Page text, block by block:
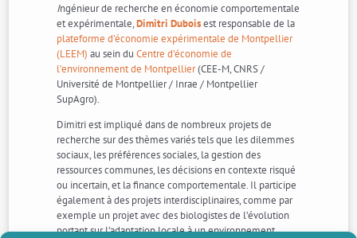
Ingénieur de recherche en économie comportementale
et expérimentale,Dimitri Duboisest responsable de la
plateforme d’économie expérimentale de Montpellier
(LEEM) au sein du Centre d’économie de
l’environnement de Montpellier(CEE-M, CNRS /
Université de Montpellier / Inrae / Montpellier
SupAgro).
Dimitri est impliqué dans de nombreux projets de
recherche sur des thèmes variés tels que les dilemmes
sociaux, les préférences sociales, la gestion des
ressources communes, les décisions en contexte risqué
ou incertain, et la finance comportementale. Il participe
également à des projets interdisciplinaires, comme par
exemple un projet avec des biologistes de l’évolution
portant sur l’adaptation locale à un environnement